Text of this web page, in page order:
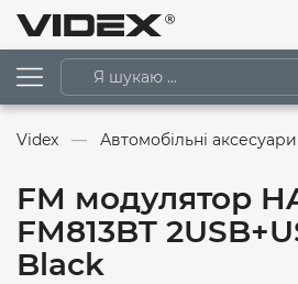
Videx Автомобільні аксесуари
FM модулятор
FM813BT
Black